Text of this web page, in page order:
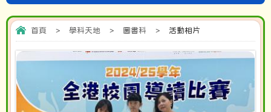
首頁 > 學科天地 > 圖書科 > 活動相片